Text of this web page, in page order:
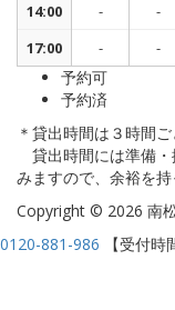
14:00
- -
17:00
- -
予約可
予約済
＊貸出時間は３時間ご
貸出時間には準備・
みますので、余裕を持
Copyright © 2026 南
0120-881-986
【受付時